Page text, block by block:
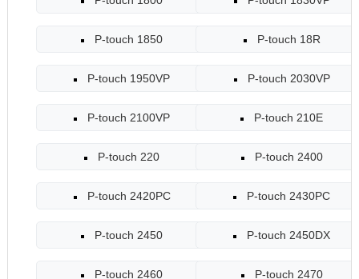
P-touch 1850 P-touch 18R
P-touch 1950VP P-touch 2030VP
P-touch 2100VP P-touch 210E
P-touch 220 P-touch 2400
P-touch 2420PC P-touch 2430PC
P-touch 2450 P-touch 2450DX
P-touch 2460 P-touch 2470